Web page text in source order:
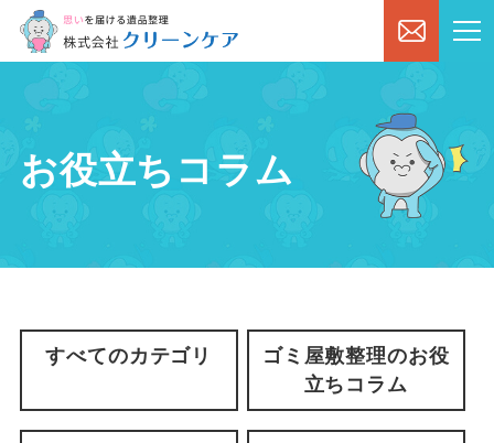
お役立ちコラム
すべてのカテゴリ
ゴミ屋敷整理のお役
立ちコラム